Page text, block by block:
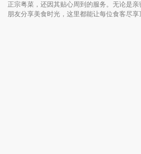
正宗粤菜，还因其贴心周到的服务。无论是
朋友分享美食时光，这里都能让每位食客尽享